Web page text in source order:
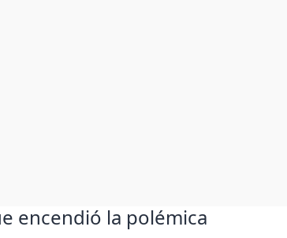
encendió la polémica